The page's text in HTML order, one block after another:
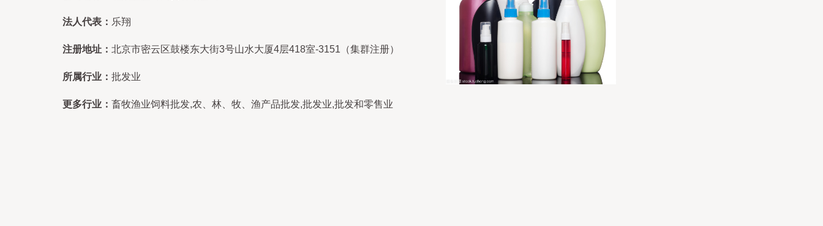
法人代表： 乐翔
注册地址： 北京市密云区鼓楼东大街3号山水大厦4层418室-3151（集群注册）
所属行业： 批发业
更多行业： 畜牧渔业饲料批发,农、林、牧、渔产品批发,批发业,批发和零售业